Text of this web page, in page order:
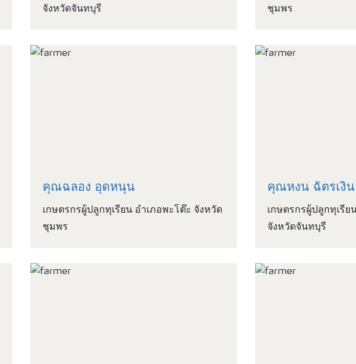
จังหวัดจันทบุรี
ชุมพร
คุณฉลอง อุดหนุน
เกษตรกรผู้ปลูกทุเรียน อำเภอพะโต๊ะ จังหวัด
ชุมพร
คุณหงน ฉัตรเงิน
เกษตรกรผู้ปลูกทุเรี
จังหวัดจันทบุรี